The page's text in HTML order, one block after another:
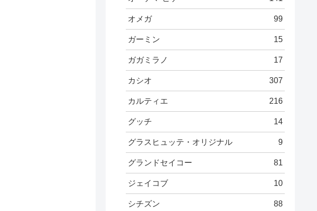
オメガ 99
ガーミン 15
ガガミラノ 17
カシオ 307
カルティエ 216
グッチ 14
グラスヒュッテ・オリジナル 9
グランドセイコー 81
ジェイコブ 10
シチズン 88